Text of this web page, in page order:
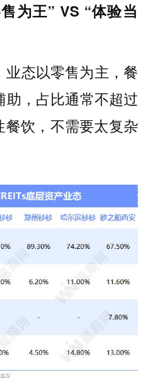
为王” VS “体验当
业态以零售为主，餐
，占比通常不超过
饮，不需要太复杂